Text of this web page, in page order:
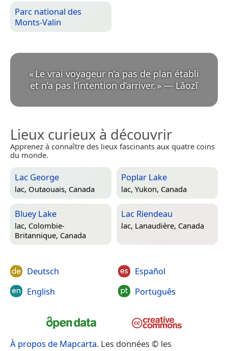
Parc national des
Monts-Valin
«Le vrai voyageur n’a pas de plan établi
et n’a pas l’intention d’arriver. » — Lǎozǐ
Lieux curieux à découvrir
Apprenez à connaître des lieux fascinants aux quatre coins
du monde.
Lac George
lac, Outaouais, Canada
Poplar Lake
lac, Yukon, Canada
Bluey Lake
lac, Colombie-
Britannique, Canada
Lac Riendeau
lac, Lanaudière, Canada
Deutsch
English
Español
Português
À propos de Mapcarta. Les données © les